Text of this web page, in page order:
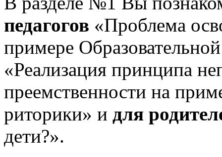
педагогов «Проблема
примере
«Реализация принципа
преемственности на
риторики» и для
дети?».